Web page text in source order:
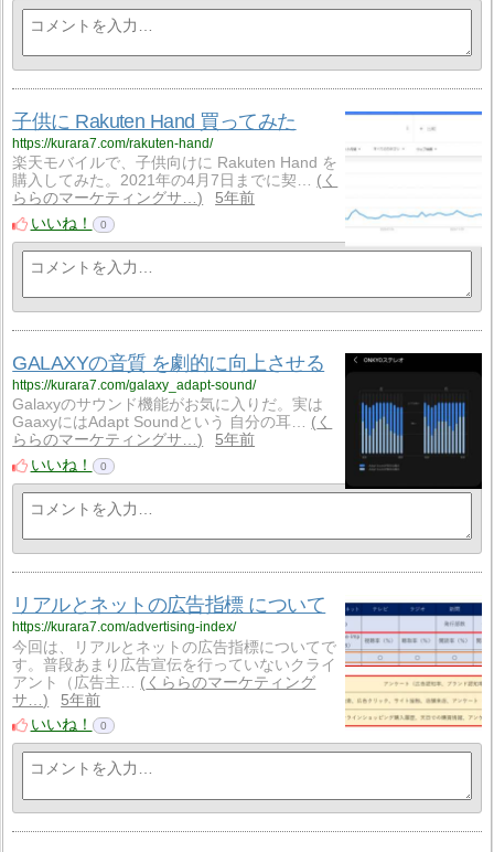
子供に Rakuten Hand 買ってみた
https://kurara7.com/rakuten-hand/
楽天モバイルで、子供向けに Rakuten Hand を
購入してみた。2021年の4月7日までに契…
く
ららのマーケティングサ…
5年前
いいね！
0
GALAXYの音質 を劇的に向上させる
https://kurara7.com/galaxy_adapt-sound/
Galaxyのサウンド機能がお気に入りだ。実は
GaaxyにはAdapt Soundという 自分の耳…
く
ららのマーケティングサ…
5年前
いいね！
0
リアルとネットの広告指標 について
https://kurara7.com/advertising-index/
今回は、リアルとネットの広告指標についてで
す。普段あまり広告宣伝を行っていないクライ
アント（広告主…
くららのマーケティング
サ…
5年前
いいね！
0